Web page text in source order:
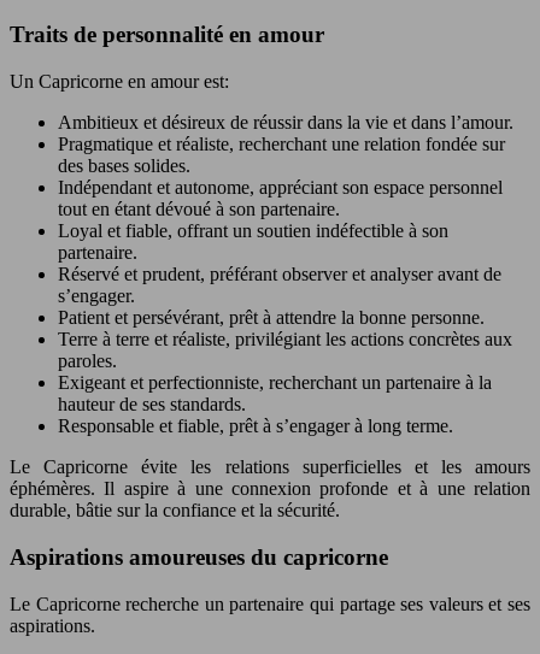
Traits de personnalité en amour
Un Capricorne en amour est:
Ambitieux et désireux de réussir dans la vie et dans l’amour.
Pragmatique et réaliste, recherchant une relation fondée sur
des bases solides.
Indépendant et autonome, appréciant son espace personnel
tout en étant dévoué à son partenaire.
Loyal et fiable, offrant un soutien indéfectible à son
partenaire.
Réservé et prudent, préférant observer et analyser avant de
s’engager.
Patient et persévérant, prêt à attendre la bonne personne.
Terre à terre et réaliste, privilégiant les actions concrètes aux
paroles.
Exigeant et perfectionniste, recherchant un partenaire à la
hauteur de ses standards.
Responsable et fiable, prêt à s’engager à long terme.
Le Capricorne évite les relations superficielles et les amours
éphémères. Il aspire à une connexion profonde et à une relation
durable, bâtie sur la confiance et la sécurité.
Aspirations amoureuses du capricorne
Le Capricorne recherche un partenaire qui partage ses valeurs et ses
aspirations.